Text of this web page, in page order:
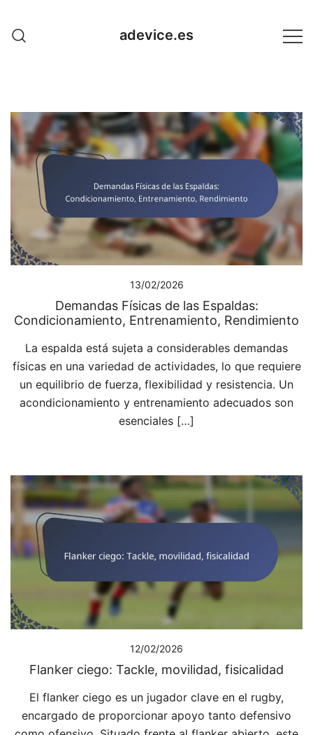
content
adevice.es
13/02/2026
Demandas Físicas de las Espaldas:
Condicionamiento, Entrenamiento, Rendimiento
La espalda está sujeta a considerables demandas
físicas en una variedad de actividades, lo que requiere
un equilibrio de fuerza, flexibilidad y resistencia. Un
acondicionamiento y entrenamiento adecuados son
esenciales […]
12/02/2026
Flanker ciego: Tackle, movilidad, fisicalidad
El flanker ciego es un jugador clave en el rugby,
encargado de proporcionar apoyo tanto defensivo